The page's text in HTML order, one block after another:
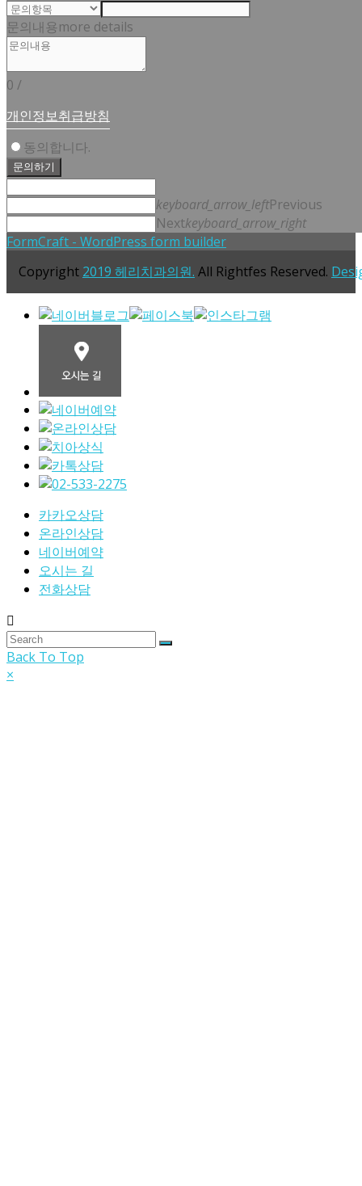
문의내용more details
0 /
개인정보취급방침
동의합니다.
문의하기
keyboard_arrow_leftPrevious
Nextkeyboard_arrow_right
FormCraft - WordPress form builder
Copyright 2019 헤리치과의원. All Rightfes Reserved.
카카오상담
온라인상담
네이버예약
오시는 길
전화상담
Back To Top
×